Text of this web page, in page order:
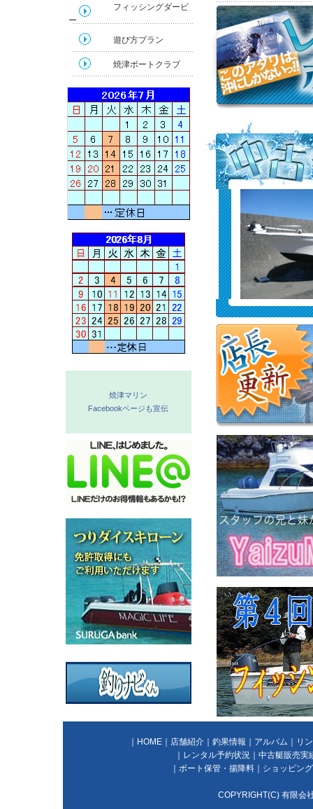
フィッシングダービ
ー
遊び方プラン
焼津ボートクラブ
焼津マリン
Facebookページも宣伝
HOME 店舗紹介 釣果情報 アルバム
リ
レンタル予約状況
中古艇販売実
ボート保管・揚降料 ショッピング
COPYRIGHT(C) 有限会